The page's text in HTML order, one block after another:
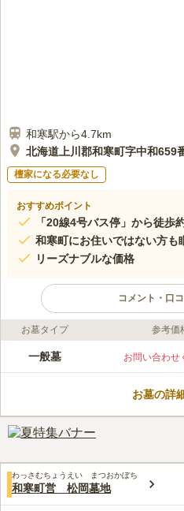
和寒駅から4.7km
北海道上川郡和寒町字中和659
檀家になる必要なし
おすすめポイント
「20線4号バス停」から徒歩
和寒町にお住いではない方も
リーズナブルな価格
コメント・口
ライフドット編集部のコメント
レジャースポットに近い町
ッタリなエリアです。 市宇
場を完備している使い勝手
口コミ評価
お墓タイプ 参考価
一般墓 お問い合わせ
お墓の詳
わっさむちょうえい まつおかぼち
和寒町営 松岡墓地